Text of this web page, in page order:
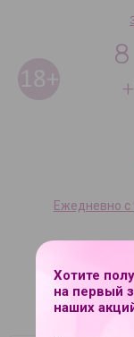
Ежедневно с
Хотите
на первый
наших